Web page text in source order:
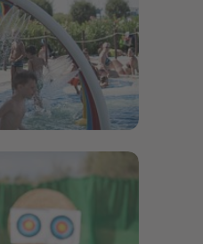
öffnen
öffnen